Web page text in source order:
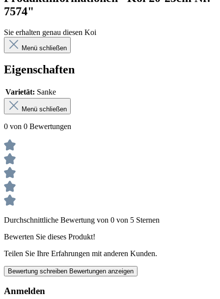
7574"
Sie erhalten genau diesen Koi
Menü schließen
Eigenschaften
Varietät: Sanke
Menü schließen
0 von 0 Bewertungen
Durchschnittliche Bewertung von 0 von 5 Sternen
Bewerten Sie dieses Produkt!
Teilen Sie Ihre Erfahrungen mit anderen Kunden.
Bewertung schreiben Bewertungen anzeigen
Anmelden